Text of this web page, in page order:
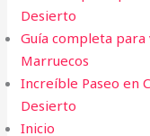
Desierto
Guía completa
Marruecos
Increíble Paseo en
Desierto
Inicio